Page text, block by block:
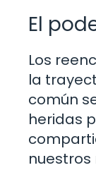
El
Los
la
común
heridas